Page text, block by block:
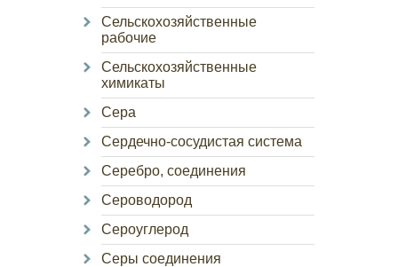
Сельскохозяйственные
рабочие
Сельскохозяйственные
химикаты
Сера
Сердечно-сосудистая система
Серебро, соединения
Сероводород
Сероуглерод
Серы соединения